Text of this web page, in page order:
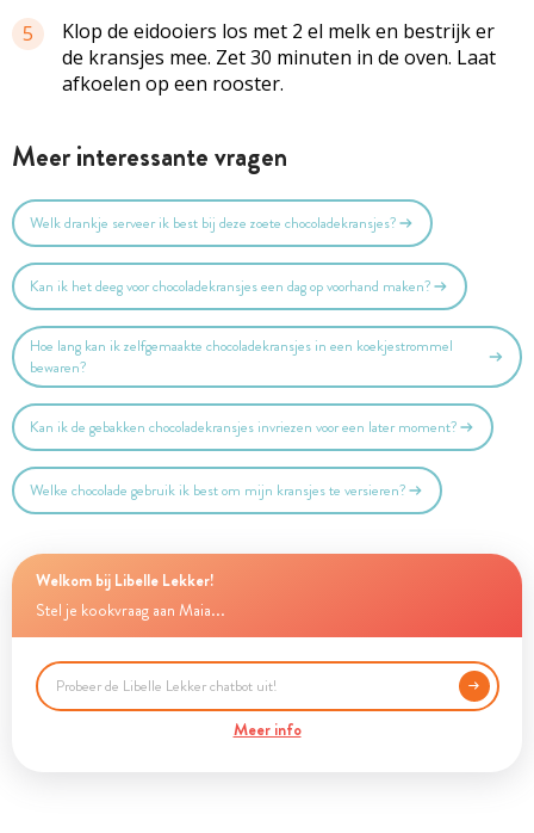
5
Klop de eidooiers los met 2 el melk en bestrijk er
de kransjes mee. Zet 30 minuten in de oven. Laat
afkoelen op een rooster.
Meer interessante vragen
Welk drankje serveer ik best bij deze zoete chocoladekransjes?
Kan ik het deeg voor chocoladekransjes een dag op voorhand maken?
Hoe lang kan ik zelfgemaakte chocoladekransjes in een koekjestrommel
bewaren?
Kan ik de gebakken chocoladekransjes invriezen voor een later moment?
Welke chocolade gebruik ik best om mijn kransjes te versieren?
Welkom bij Libelle Lekker!
Stel je kookvraag aan Maia...
Meer info